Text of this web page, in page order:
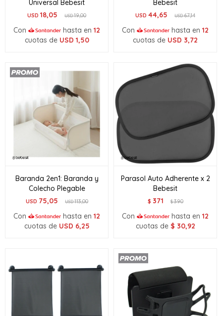
Universal Bebesit
USD 18,05 USD19,00
Con hasta en 12
cuotas de USD 1,50
Bebesit
USD 44,65 USD67,14
Con hasta en 12
cuotas de USD 3,72
Baranda 2en1: Baranda y
Colecho Plegable
USD 75,05 USD113,00
Con hasta en 12
cuotas de USD 6,25
Parasol Auto Adherente x 2
Bebesit
$ 371 $390
Con hasta en 12
cuotas de $ 30,92